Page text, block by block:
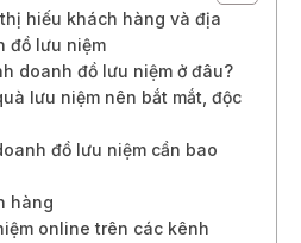
hiếu khách hàng và địa
đồ lưu niệm
doanh đồ lưu niệm ở đâu?
lưu niệm nên bắt mắt, độc
đồ lưu niệm cần bao
hàng
online trên các kênh